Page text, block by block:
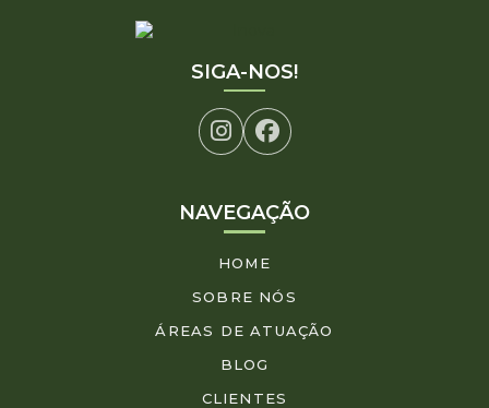
SIGA-NOS!
NAVEGAÇÃO
HOME
SOBRE NÓS
ÁREAS DE ATUAÇÃO
BLOG
CLIENTES